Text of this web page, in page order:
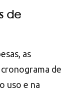
de
as
de
uso e na